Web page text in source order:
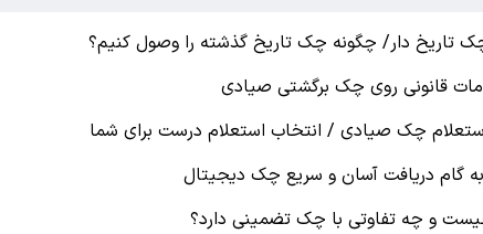
تاریخ دار/ چگونه چک تاریخ گذشته را وصول کنیم؟
قانونی روی چک برگشتی صیادی
استعلام چک صیادی / انتخاب استعلام درست برای شما
به گام دریافت آسان و سریع چک دیجیتال
و چه تفاوتی با چک تضمینی دارد؟